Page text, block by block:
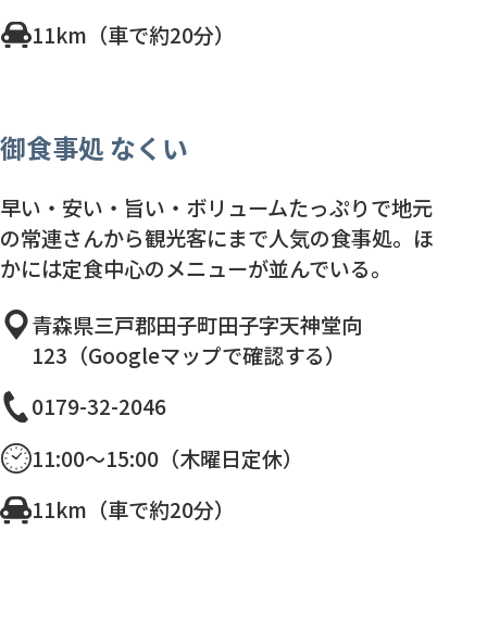
11km（車で約20分）
御食事処 なくい
早い・安い・旨い・ボリュームたっぷりで地元
の常連さんから観光客にまで人気の食事処。ほ
かには定食中心のメニューが並んでいる。
青森県三戸郡田子町田子字天神堂向
123（Googleマップで確認する）
0179-32-2046
11:00～15:00（木曜日定休）
11km（車で約20分）